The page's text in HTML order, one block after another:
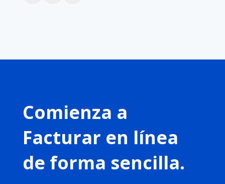
Comienza a
Facturar en línea
de forma sencilla.